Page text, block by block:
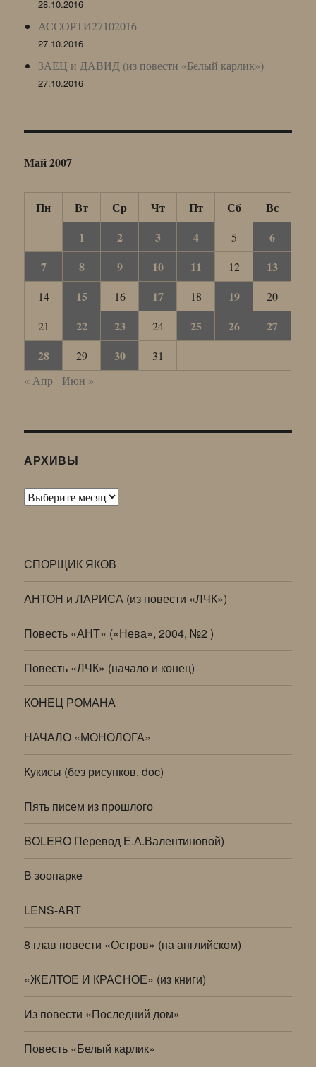
28.10.2016
АССОРТИ27102016
27.10.2016
ЗАЕЦ и ДАВИД (из повести «Белый карлик»)
27.10.2016
Май 2007
Пн Вт Ср Чт Пт Сб
Вс
1
2 3 4 5
6
7
8 9 10 11 12 13
14 15 16 17 18 19
20
21
22 23 24 25 26
27
28
29 30
31
« Апр
Июн »
АРХИВЫ
Архивы
СПОРЩИК ЯКОВ
АНТОН и ЛАРИСА (из повести «ЛЧК»)
Повесть «АНТ» («Нева», 2004, №2 )
Повесть «ЛЧК» (начало и конец)
КОНЕЦ РОМАНА
НАЧАЛО «МОНОЛОГА»
Кукисы (без рисунков, doc)
Пять писем из прошлого
BOLERO Перевод Е.А.Валентиновой)
В зоопарке
LENS-ART
8 глав повести «Остров» (на английском)
«ЖЕЛТОЕ И КРАСНОЕ» (из книги)
Из повести «Последний дом»
Повесть «Белый карлик»